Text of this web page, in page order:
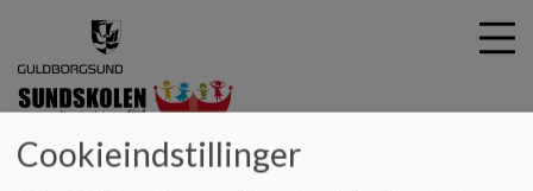
SUNDskolen
Cookieindstillinger